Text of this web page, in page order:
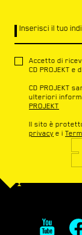
Inserisci il tuo
Accetto di
CD PROJEKT
CD PROJEKT
ulteriori
PROJEKT
Il sito è
privacy e i